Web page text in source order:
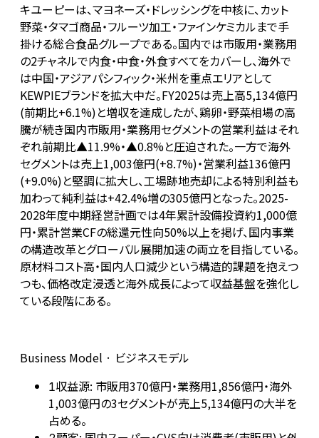
キユーピーは、マヨネーズ・ドレッシングを中核に、カット
野菜・タマゴ商品・フルーツ加工・ファインケミカルまで手
掛ける総合食品グループである。国内では市販用・業務用
の2チャネルで内食・中食・外食すべてをカバーし、海外で
は中国・アジアパシフィック・米州を重点エリアとして
KEWPIEブランドを拡大中だ。FY2025は売上高5,134億円
(前期比+6.1%)と増収を達成したが、鶏卵・野菜相場の高
騰が続き国内市販用・業務用セグメントの営業利益はそれ
ぞれ前期比▲11.9%・▲0.8%と圧迫された。一方で海外
セグメントは売上1,003億円(+8.7%)・営業利益136億円
(+9.0%)と堅調に拡大し、工場跡地売却による特別利益も
加わって純利益は+42.4%増の305億円となった。2025-
2028年度中期経営計画では4年累計設備投資約1,000億
円・累計営業CFの総還元性向50%以上を掲げ、国内事業
の構造改革とグローバル展開加速の両立を目指している。
原材料コスト高・国内人口減少という構造的課題を抱えつ
つも、価格改定浸透と海外成長によって収益基盤を強化し
ている段階にある。
Business Model · ビジネスモデル
1収益源: 市販用370億円・業務用1,856億円・海外
1,003億円の3セグメントが売上5,134億円の大半を
占める。